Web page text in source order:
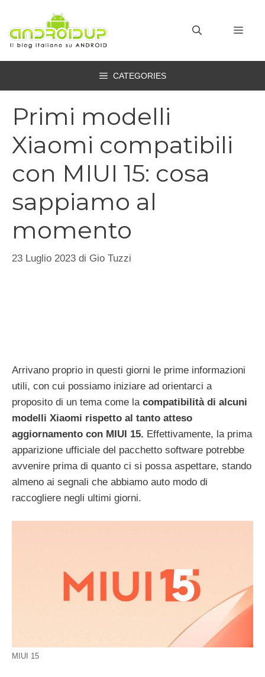
contenuto
CATEGORIES
Primi modelli
Xiaomi compatibili
con MIUI 15: cosa
sappiamo al
momento
23 Luglio 2023 di Gio Tuzzi
Arrivano proprio in questi giorni le prime informazioni
utili, con cui possiamo iniziare ad orientarci a
proposito di un tema come la compatibilità di alcuni
modelli Xiaomi rispetto al tanto atteso
aggiornamento con MIUI 15. Effettivamente, la prima
apparizione ufficiale del pacchetto software potrebbe
avvenire prima di quanto ci si possa aspettare, stando
almeno ai segnali che abbiamo auto modo di
raccogliere negli ultimi giorni.
MIUI 15